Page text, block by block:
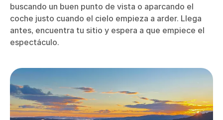
buscando un buen punto de vista o aparcando el
coche justo cuando el cielo empieza a arder. Llega
antes, encuentra tu sitio y espera a que empiece el
espectáculo.